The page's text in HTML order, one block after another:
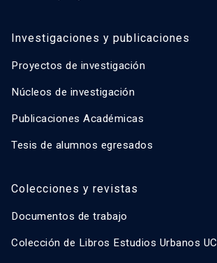
Investigaciones y publicaciones
Proyectos de investigación
Núcleos de investigación
Publicaciones Académicas
Tesis de alumnos egresados
Colecciones y revistas
Documentos de trabajo
Colección de Libros Estudios Urbanos UC